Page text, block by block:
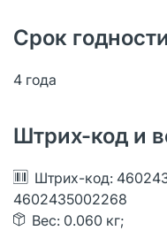
Срок годности
4 года
Штрих-код и
Штрих-код:
4602435002268
Вес: 0.060 кг;